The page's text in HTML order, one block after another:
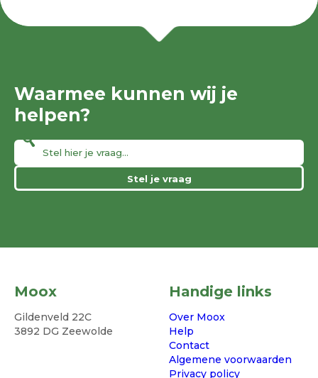
Waarmee kunnen wij je
helpen?
Stel je vraag
Moox
Gildenveld 22C
3892 DG Zeewolde
Handige links
Over Moox
Help
Contact
Algemene voorwaarden
Privacy policy